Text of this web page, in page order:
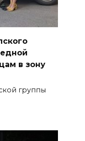
с
в зону
группы